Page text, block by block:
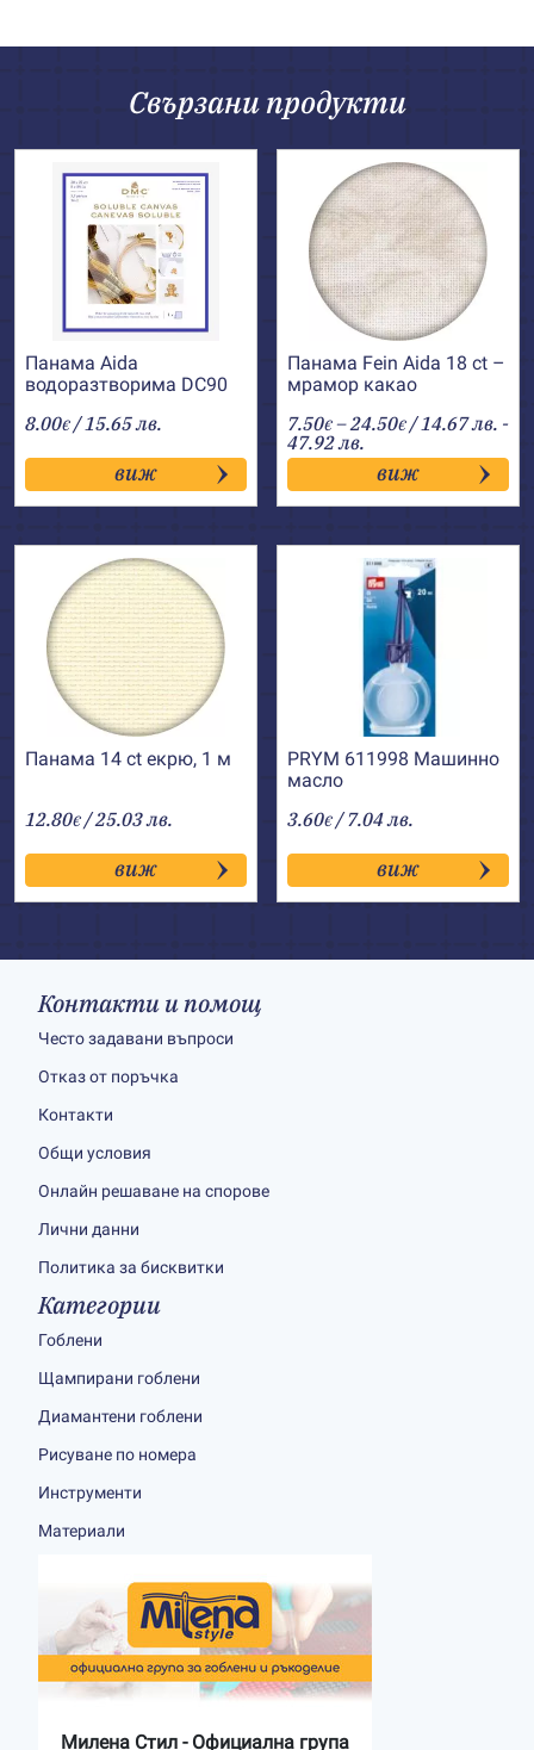
Свързани продукти
Панама Aida
водоразтворима DC90
8.00€ / 15.65 лв.
виж
Панама Fein Aida 18 ct –
мрамор какао
7.50€ –24.50€Price
range:
7.50€
through
24.50€
/ 14.67 лв. -
47.92 лв.
виж
Панама 14 ct екрю, 1 м
12.80€ / 25.03 лв.
виж
PRYM 611998 Машинно
масло
3.60€ / 7.04 лв.
виж
Контакти и помощ
Често задавани въпроси
Отказ от поръчка
Контакти
Общи условия
Онлайн решаване на спорове
Лични данни
Политика за бисквитки
Категории
Гоблени
Щампирани гоблени
Диамантени гоблени
Рисуване по номера
Инструменти
Материали
Милена Стил - Официална група